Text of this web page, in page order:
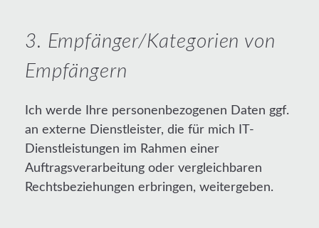
3. Empfänger/Kategorien von
Empfängern
Ich werde Ihre personenbezogenen Daten ggf.
an externe Dienstleister, die für mich IT-
Dienstleistungen im Rahmen einer
Auftragsverarbeitung oder vergleichbaren
Rechtsbeziehungen erbringen, weitergeben.